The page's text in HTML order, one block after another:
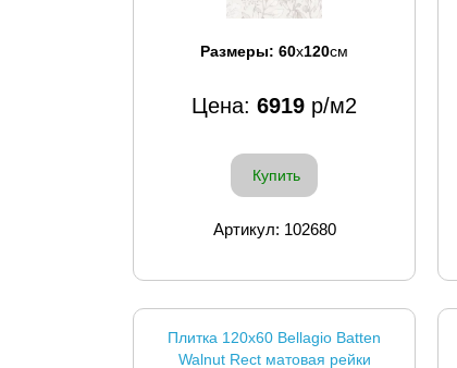
Размеры: 60x120см
Цена: 6919 р/м2
Купить
Артикул: 102680
Плитка 120x60 Bellagio Batten
Walnut Rect матовая рейки